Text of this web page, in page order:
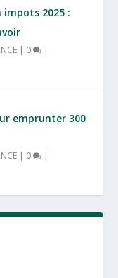
impots 2025 :
| 0 |
emprunter 300
| 0 |